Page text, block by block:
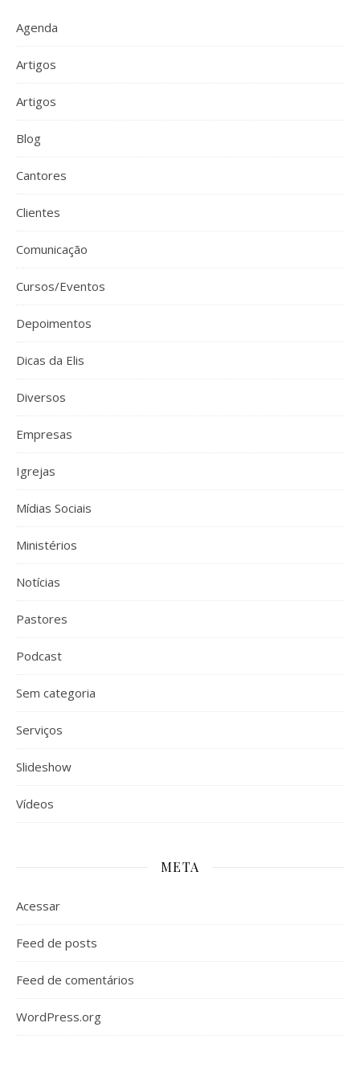
Agenda
Artigos
Artigos
Blog
Cantores
Clientes
Comunicação
Cursos/Eventos
Depoimentos
Dicas da Elis
Diversos
Empresas
Igrejas
Mídias Sociais
Ministérios
Notícias
Pastores
Podcast
Sem categoria
Serviços
Slideshow
Vídeos
META
Acessar
Feed de posts
Feed de comentários
WordPress.org